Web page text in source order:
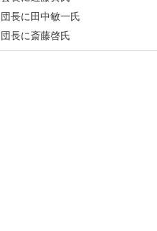
団長に田中敏一氏
団長に斎藤啓氏